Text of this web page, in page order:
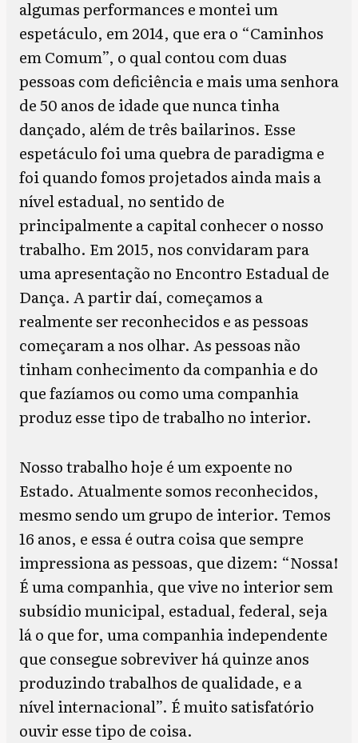
algumas performances e montei um
espetáculo, em 2014, que era o “Caminhos
em Comum”, o qual contou com duas
pessoas com deficiência e mais uma senhora
de 50 anos de idade que nunca tinha
dançado, além de três bailarinos. Esse
espetáculo foi uma quebra de paradigma e
foi quando fomos projetados ainda mais a
nível estadual, no sentido de
principalmente a capital conhecer o nosso
trabalho. Em 2015, nos convidaram para
uma apresentação no Encontro Estadual de
Dança. A partir daí, começamos a
realmente ser reconhecidos e as pessoas
começaram a nos olhar. As pessoas não
tinham conhecimento da companhia e do
que fazíamos ou como uma companhia
produz esse tipo de trabalho no interior.
Nosso trabalho hoje é um expoente no
Estado. Atualmente somos reconhecidos,
mesmo sendo um grupo de interior. Temos
16 anos, e essa é outra coisa que sempre
impressiona as pessoas, que dizem: “Nossa!
É uma companhia, que vive no interior sem
subsídio municipal, estadual, federal, seja
lá o que for, uma companhia independente
que consegue sobreviver há quinze anos
produzindo trabalhos de qualidade, e a
nível internacional”. É muito satisfatório
ouvir esse tipo de coisa.